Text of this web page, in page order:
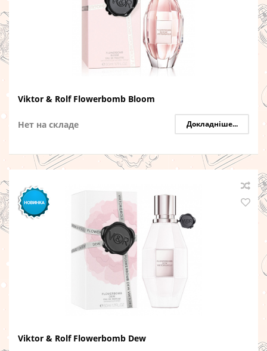
Viktor & Rolf Flowerbomb Bloom
Нет на складе Докладніше...
Viktor & Rolf Flowerbomb Dew